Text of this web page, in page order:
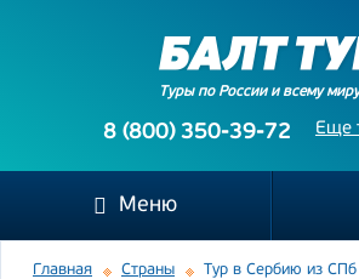
Туры по России и всему миру
Еще
8 (800) 350-39-72
Меню
Главная Страны Тур в Сербию из СПб